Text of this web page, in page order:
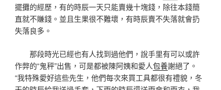
擺攤的經歷，有的時辰一天只能賣幾十塊錢，除往本錢簡
直就不賺錢。並且生果很不難壞，有時辰賣不失落就會扔
失落良多。
那段時光已經也有人找到過他們，說手里有可以或許
作弊的“鬼秤”出售，可是都被陳阿姨和愛人包養謝絕了。
“我特殊愛好這些先生，他們每次來買工具都很有禮貌，冬